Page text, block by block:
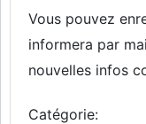
Vous pouvez
informera par
nouvelles infos
Catégorie: